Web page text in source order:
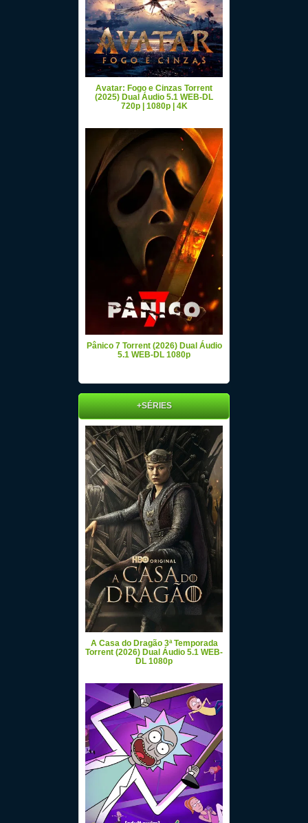
Avatar: Fogo e Cinzas Torrent
(2025) Dual Áudio 5.1 WEB-DL
720p | 1080p | 4K
Pânico 7 Torrent (2026) Dual Áudio
5.1 WEB-DL 1080p
+SÉRIES
A Casa do Dragão 3ª Temporada
Torrent (2026) Dual Áudio 5.1 WEB-
DL 1080p